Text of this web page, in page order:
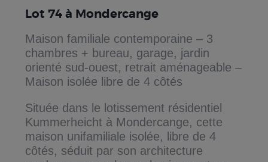
Lot 74 à Mondercange
Maison familiale contemporaine – 3
chambres + bureau, garage, jardin
orienté sud-ouest, retrait aménageable –
Maison isolée libre de 4 côtés
Située dans le lotissement résidentiel
Kummerheicht à Mondercange, cette
maison unifamiliale isolée, libre de 4
côtés, séduit par son architecture